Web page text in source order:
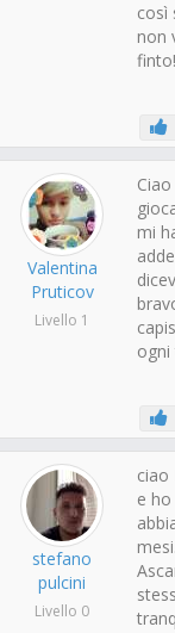
così
non
finto!
Valentina
Pruticov
Livello 1
mi
stefano
pulcini
Livello 0
ciao
e